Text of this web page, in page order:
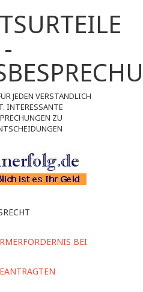
-
JEDEN VERSTÄNDLICH
INTERESSANTE
ZU
BEI